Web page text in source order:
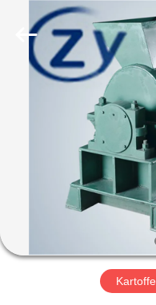
HAUS
PRODUKTE
FABRIK-
AUSFLUG
Engineering
Machinery
Reserved.